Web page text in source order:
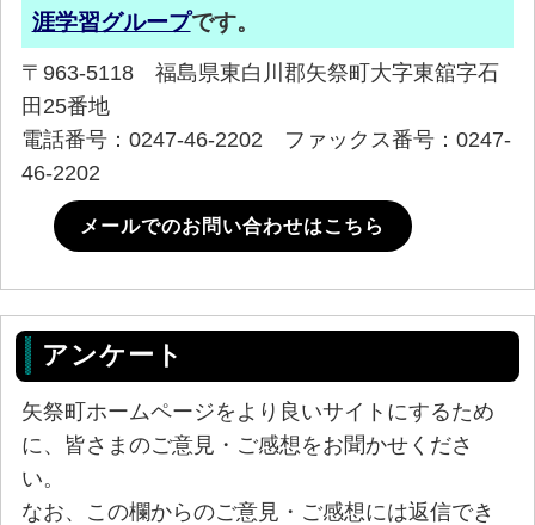
涯学習グループです。
〒963-5118 福島県東白川郡矢祭町大字東舘字石
田25番地
電話番号：0247-46-2202 ファックス番号：0247-
46-2202
メールでのお問い合わせはこちら
アンケート
矢祭町ホームページをより良いサイトにするため
に、皆さまのご意見・ご感想をお聞かせくださ
い。
なお、この欄からのご意見・ご感想には返信でき